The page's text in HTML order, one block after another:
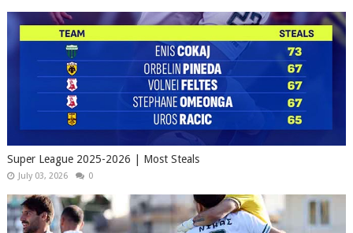
Super League 2025-2026 | Most Steals
July 03, 2026 0